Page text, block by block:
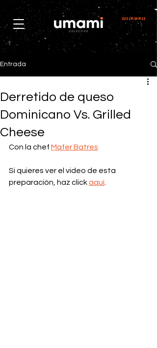
Suscribirse
Entrada
Derretido de queso
Dominicano Vs. Grilled
Cheese
Con la chef Mafer Batres
Si quieres ver el video de esta
preparación, haz click aquí